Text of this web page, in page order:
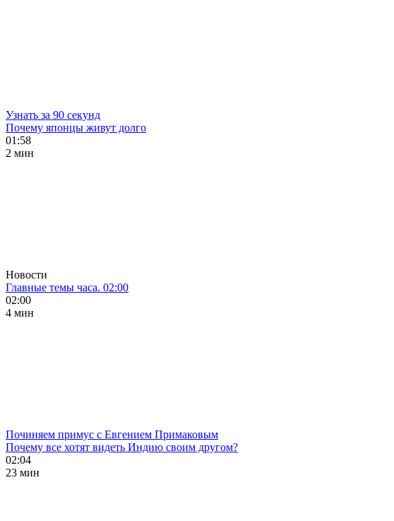
Узнать за 90 секунд
Почему японцы живут долго
01:58
2 мин
Новости
Главные темы часа. 02:00
02:00
4 мин
Починяем примус с Евгением Примаковым
Почему все хотят видеть Индию своим другом?
02:04
23 мин